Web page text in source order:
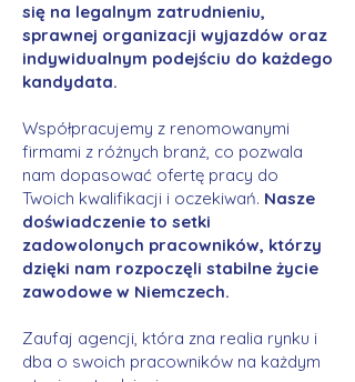
się na legalnym zatrudnieniu,
sprawnej organizacji wyjazdów oraz
indywidualnym podejściu do każdego
kandydata.
Współpracujemy z renomowanymi
firmami z różnych branż, co pozwala
nam dopasować ofertę pracy do
Twoich kwalifikacji i oczekiwań. Nasze
doświadczenie to setki
zadowolonych pracowników, którzy
dzięki nam rozpoczęli stabilne życie
zawodowe w Niemczech.
Zaufaj agencji, która zna realia rynku i
dba o swoich pracowników na każdym